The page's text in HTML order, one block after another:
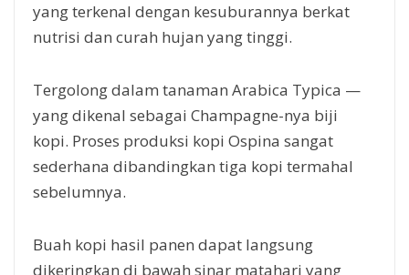
yang terkenal dengan kesuburannya berkat
nutrisi dan curah hujan yang tinggi.
Tergolong dalam tanaman Arabica Typica —
yang dikenal sebagai Champagne-nya biji
kopi. Proses produksi kopi Ospina sangat
sederhana dibandingkan tiga kopi termahal
sebelumnya.
Buah kopi hasil panen dapat langsung
dikeringkan di bawah sinar matahari yang